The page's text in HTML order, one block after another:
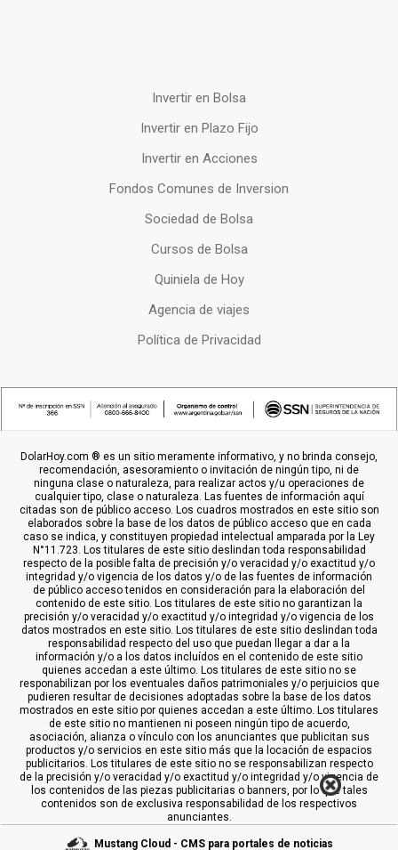
Invertir en Bolsa
Invertir en Plazo Fijo
Invertir en Acciones
Fondos Comunes de Inversion
Sociedad de Bolsa
Cursos de Bolsa
Quiniela de Hoy
Agencia de viajes
Política de Privacidad
DolarHoy.com ® es un sitio meramente informativo, y no brinda consejo,
recomendación, asesoramiento o invitación de ningún tipo, ni de
ninguna clase o naturaleza, para realizar actos y/u operaciones de
cualquier tipo, clase o naturaleza. Las fuentes de información aquí
citadas son de público acceso. Los cuadros mostrados en este sitio son
elaborados sobre la base de los datos de público acceso que en cada
caso se indica, y constituyen propiedad intelectual amparada por la Ley
N°11.723. Los titulares de este sitio deslindan toda responsabilidad
respecto de la posible falta de precisión y/o veracidad y/o exactitud y/o
integridad y/o vigencia de los datos y/o de las fuentes de información
de público acceso tenidos en consideración para la elaboración del
contenido de este sitio. Los titulares de este sitio no garantizan la
precisión y/o veracidad y/o exactitud y/o integridad y/o vigencia de los
datos mostrados en este sitio. Los titulares de este sitio deslindan toda
responsabilidad respecto del uso que puedan llegar a dar a la
información y/o a los datos incluídos en el contenido de este sitio
quienes accedan a este último. Los titulares de este sitio no se
responabilizan por los eventuales daños patrimoniales y/o perjuicios que
pudieren resultar de decisiones adoptadas sobre la base de los datos
mostrados en este sitio por quienes accedan a este último. Los titulares
de este sitio no mantienen ni poseen ningún tipo de acuerdo,
asociación, alianza o vínculo con los anunciantes que publicitan sus
productos y/o servicios en este sitio más que la locación de espacios
publicitarios. Los titulares de este sitio no se responsabilizan respecto
de la precisión y/o veracidad y/o exactitud y/o integridad y/o vigencia de
los contenidos de las piezas publicitarias o banners, por lo que tales
contenidos son de exclusiva responsabilidad de los respectivos
anunciantes.
Mustang Cloud - CMS para portales de noticias